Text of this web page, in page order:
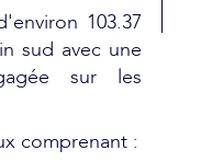
103.37
sud avec une
sur les
comprenant :